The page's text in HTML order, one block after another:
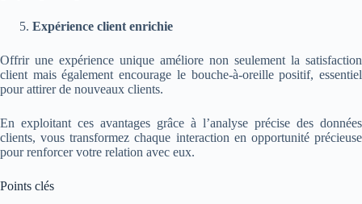
Expérience client enrichie
Offrir une expérience unique améliore non seulement la satisfaction
client mais également encourage le bouche-à-oreille positif, essentiel
pour attirer de nouveaux clients.
En exploitant ces avantages grâce à l’analyse précise des données
clients, vous transformez chaque interaction en opportunité précieuse
pour renforcer votre relation avec eux.
Points clés